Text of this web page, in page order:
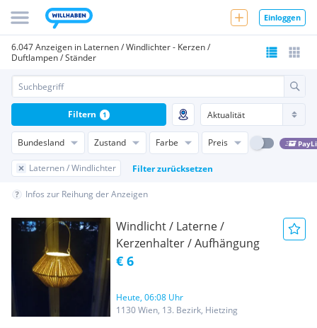
Einloggen
6.047 Anzeigen in Laternen / Windlichter - Kerzen /
Duftlampen / Ständer
Bundesland Zustand Farbe Preis
Laternen / Windlichter Filter zurücksetzen
Filtern 1
Infos zur Reihung der Anzeigen
Windlicht / Laterne /
Kerzenhalter / Aufhängung
€ 6
Heute, 06:08 Uhr
1130 Wien, 13. Bezirk, Hietzing